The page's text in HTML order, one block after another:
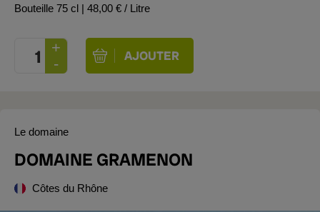
Bouteille 75 cl | 48,00 € / Litre
Le domaine
DOMAINE GRAMENON
Côtes du Rhône